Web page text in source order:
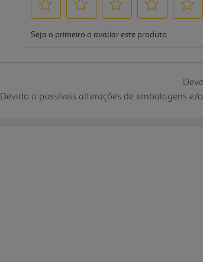
Devido a possíveis alterações de embalagens